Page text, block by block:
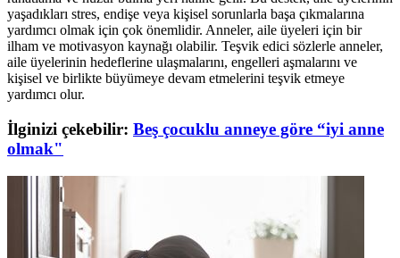
yaşadıkları stres, endişe veya kişisel sorunlarla başa çıkmalarına
yardımcı olmak için çok önemlidir. Anneler, aile üyeleri için bir
ilham ve motivasyon kaynağı olabilir. Teşvik edici sözlerle anneler,
aile üyelerinin hedeflerine ulaşmalarını, engelleri aşmalarını ve
kişisel ve birlikte büyümeye devam etmelerini teşvik etmeye
yardımcı olur.
İlginizi çekebilir: Beş çocuklu anneye göre “iyi anne
olmak"